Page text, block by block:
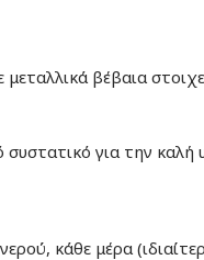
βέβαια
για την καλή
κάθε μέρα